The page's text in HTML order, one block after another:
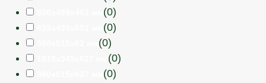
(0)
(0)
(0)
(0)
(0)